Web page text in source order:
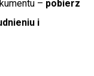
– pobierz
i